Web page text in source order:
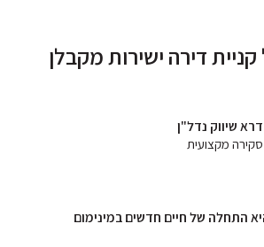
דירה ישירות מקבלן
דרא שיווק נדל"ן
סקירה מקצועית
התחלה של חיים חדשים במינימום